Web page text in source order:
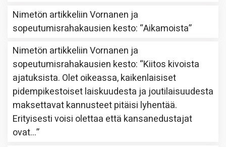
Nimetön artikkeliinVornanen ja
sopeutumisrahakausien kesto: “Aikamoista”
Nimetön artikkeliinVornanen ja
sopeutumisrahakausien kesto: “Kiitos kivoista
ajatuksista. Olet oikeassa, kaikenlaisiset
pidempikestoiset laiskuudesta ja joutilaisuudesta
maksettavat kannusteet pitäisi lyhentää.
Erityisesti voisi olettaa että kansanedustajat
ovat…”